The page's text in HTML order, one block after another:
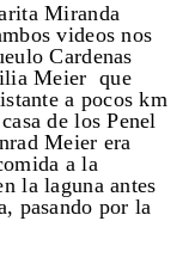
Miranda
videos nos
Cardenas
Meier que
a pocos km
de los Penel
Meier era
a la
la laguna antes
pasando por la